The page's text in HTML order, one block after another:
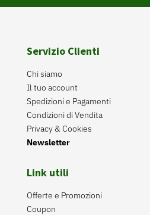
Servizio Clienti
Chi siamo
Il tuo account
Spedizioni e Pagamenti
Condizioni di Vendita
Privacy & Cookies
Newsletter
Link utili
Offerte e Promozioni
Coupon